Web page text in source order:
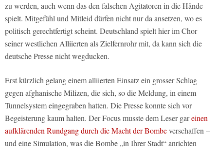
zu werden, auch wenn das den falschen Agitatoren in die Hände
spielt. Mitgefühl und Mitleid dürfen nicht nur da ansetzen, wo es
politisch gerechtfertigt scheint. Deutschland spielt hier im Chor
seiner westlichen Alliierten als Zielfernrohr mit, da kann sich die
deutsche Presse nicht wegducken.
Erst kürzlich gelang einem alliierten Einsatz ein grosser Schlag
gegen afghanische Milizen, die sich, so die Meldung, in einem
Tunnelsystem eingegraben hatten. Die Presse konnte sich vor
Begeisterung kaum halten. Der Focus musste dem Leser gareinen
aufklärenden Rundgang durch die Macht der Bombeverschaffen –
und eine Simulation, was die Bombe „in Ihrer Stadt“ anrichten